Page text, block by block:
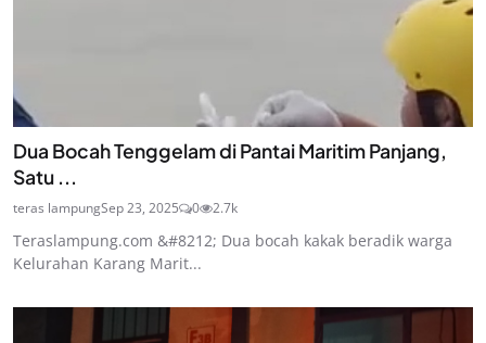
Dua Bocah Tenggelam di Pantai Maritim Panjang,
Satu ...
teras lampungSep 23, 2025 0 2.7k
Teraslampung.com &#8212; Dua bocah kakak beradik warga
Kelurahan Karang Marit...